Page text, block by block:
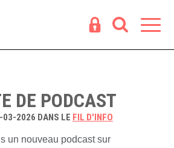
DE PODCAST
03-2026 DANS LE FIL D'INFO
un nouveau podcast sur